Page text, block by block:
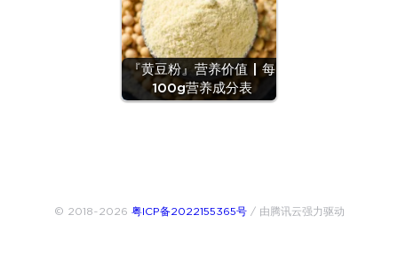
『黄豆粉』营养价值 | 每
100g营养成分表
© 2018~2026 粤ICP备2022155365号/ 由腾讯云强力驱动